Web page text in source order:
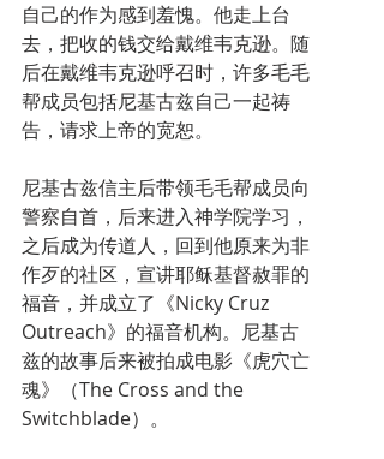
自己的作为感到羞愧。他走上台
去，把收的钱交给戴维韦克逊。随
后在戴维韦克逊呼召时，许多毛毛
帮成员包括尼基古兹自己一起祷
告，请求上帝的宽恕。
尼基古兹信主后带领毛毛帮成员向
警察自首，后来进入神学院学习，
之后成为传道人，回到他原来为非
作歹的社区，宣讲耶稣基督赦罪的
福音，并成立了《Nicky Cruz
Outreach》的福音机构。尼基古
兹的故事后来被拍成电影《虎穴亡
魂》（The Cross and the
Switchblade）。